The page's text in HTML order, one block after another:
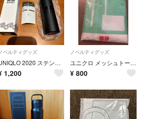
ベルティグッズ
UNIQLO 2020 ステンレスミニボトル 0.12L
1,200
ノベルティグッズ
ユニクロ メッシュトートバッグ＆保冷ポーチセット グリーン ノベルティ
¥ 800